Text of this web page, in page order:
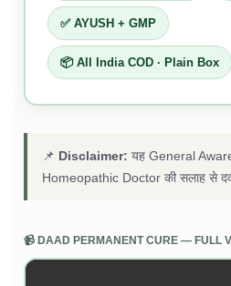
✅ AYUSH + GMP
📦 All India COD · Plain Box
📌 Disclaimer: यह General
Homeopathic Doctor की सलाह से
📹 DAAD PERMANENT CURE — FULL